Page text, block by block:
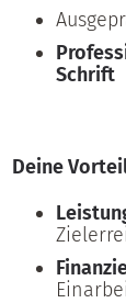
Schrift
Deine